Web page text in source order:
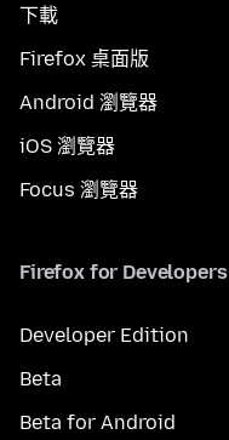
下載
Firefox 桌面版
Android 瀏覽器
iOS 瀏覽器
Focus 瀏覽器
Firefox for Developers
Developer Edition
Beta
Beta for Android